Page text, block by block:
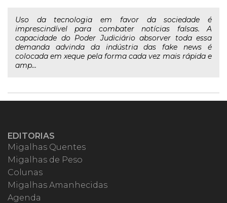
Uso da tecnologia em favor da sociedade é
imprescindível para combater notícias falsas. A
capacidade do Poder Judiciário absorver toda essa
demanda advinda da indústria das fake news é
colocada em xeque pela forma cada vez mais rápida e
amp...
EDITORIAS
Migalhas Quentes
Migalhas de Peso
Colunas
Migalhas Amanhecidas
Agenda